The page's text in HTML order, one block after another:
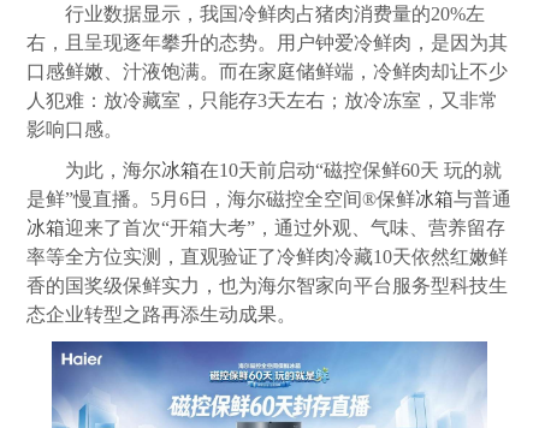
行业数据显示，我国冷鲜肉占猪肉消费量的20%左
右，且呈现逐年攀升的态势。用户钟爱冷鲜肉，是因为其
口感鲜嫩、汁液饱满。而在家庭储鲜端，冷鲜肉却让不少
人犯难：放冷藏室，只能存3天左右；放冷冻室，又非常
影响口感。
为此，海尔冰箱在10天前启动“磁控保鲜60天 玩的就
是鲜”慢直播。5月6日，海尔磁控全空间®保鲜冰箱与普通
冰箱迎来了首次“开箱大考”，通过外观、气味、营养留存
率等全方位实测，直观验证了冷鲜肉冷藏10天依然红嫩鲜
香的国奖级保鲜实力，也为海尔智家向平台服务型科技生
态企业转型之路再添生动成果。